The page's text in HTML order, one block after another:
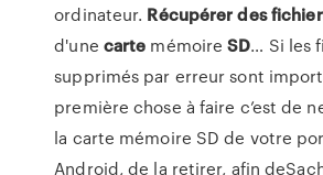
ordinateur. Récupérer des
d'une carte mémoireSD… Si les
supprimés par erreur sont
première chose à faire c’est de
la carte mémoire SD de votre
Android, de la retirer, afin